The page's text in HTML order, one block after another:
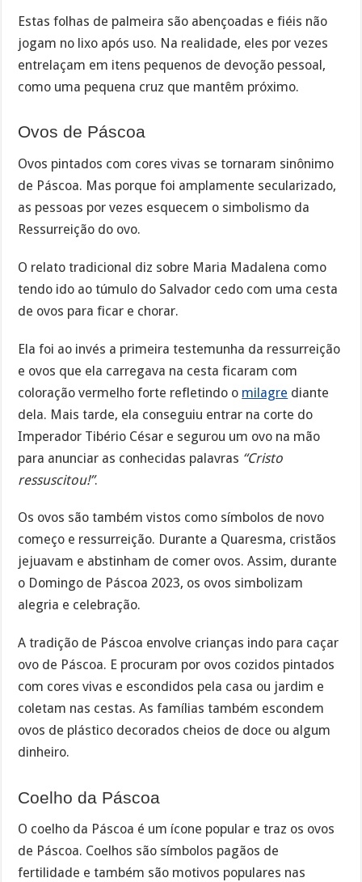
Estas folhas de palmeira são abençoadas e fiéis não
jogam no lixo após uso. Na realidade, eles por vezes
entrelaçam em itens pequenos de devoção pessoal,
como uma pequena cruz que mantêm próximo.
Ovos de Páscoa
Ovos pintados com cores vivas se tornaram sinônimo
de Páscoa. Mas porque foi amplamente secularizado,
as pessoas por vezes esquecem o simbolismo da
Ressurreição do ovo.
O relato tradicional diz sobre Maria Madalena como
tendo ido ao túmulo do Salvador cedo com uma cesta
de ovos para ficar e chorar.
Ela foi ao invés a primeira testemunha da ressurreição
e ovos que ela carregava na cesta ficaram com
coloração vermelho forte refletindo o milagre diante
dela. Mais tarde, ela conseguiu entrar na corte do
Imperador Tibério César e segurou um ovo na mão
para anunciar as conhecidas palavras “Cristo
ressuscitou!”.
Os ovos são também vistos como símbolos de novo
começo e ressurreição. Durante a Quaresma, cristãos
jejuavam e abstinham de comer ovos. Assim, durante
o Domingo de Páscoa 2023, os ovos simbolizam
alegria e celebração.
A tradição de Páscoa envolve crianças indo para caçar
ovo de Páscoa. E procuram por ovos cozidos pintados
com cores vivas e escondidos pela casa ou jardim e
coletam nas cestas. As famílias também escondem
ovos de plástico decorados cheios de doce ou algum
dinheiro.
Coelho da Páscoa
O coelho da Páscoa é um ícone popular e traz os ovos
de Páscoa. Coelhos são símbolos pagãos de
fertilidade e também são motivos populares nas